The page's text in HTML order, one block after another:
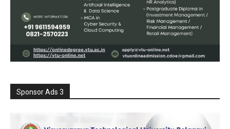
Sponsor Ads 3